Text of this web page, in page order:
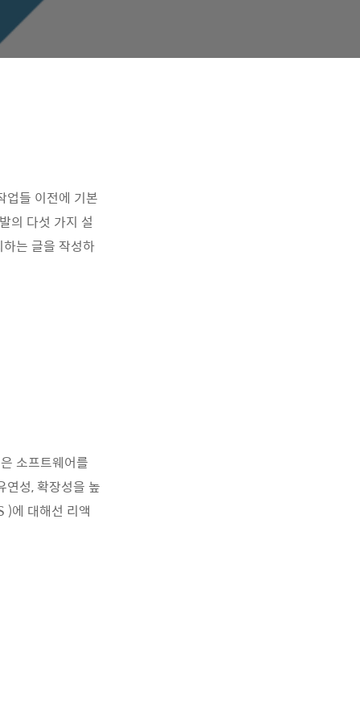
업들 이전에 기본
의 다섯 가지 설
는 글을 작성하
소프트웨어를
연성, 확장성을 높
)에 대해선 리액